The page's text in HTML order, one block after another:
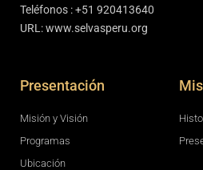
Teléfonos : +51 920413640
URL: www.selvasperu.org
Presentación
Misión y Visión
Programas
Ubicación